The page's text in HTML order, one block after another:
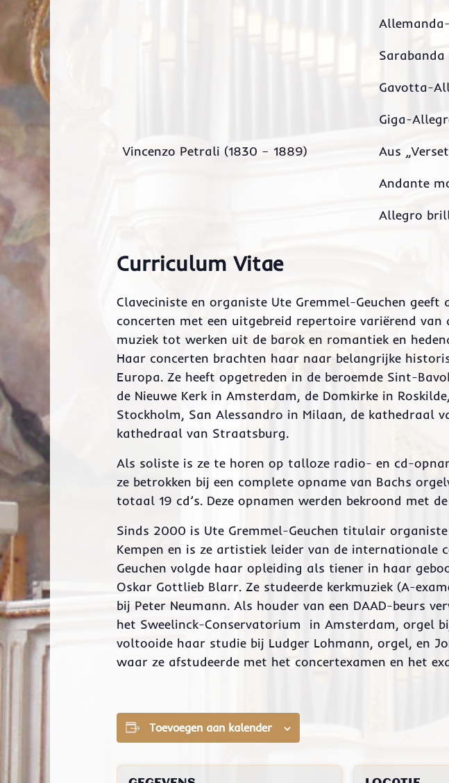
Sarabanda
Gavotta-
Giga-
Vincenzo Petrali (1830 – 1889)
Aus
Andante
Allegro
Curriculum Vitae
Claveciniste en organiste Ute Gremmel-Geuchen geeft
concerten met een uitgebreid repertoire variërend van
muziek tot werken uit de barok en romantiek en
Haar concerten brachten haar naar belangrijke
Europa. Ze heeft opgetreden in de beroemde Sint-
de Nieuwe Kerk in Amsterdam, de Domkirke in
Stockholm, San Alessandro in Milaan, de kathedraal
kathedraal van Straatsburg.
Als soliste is ze te horen op talloze radio- en cd-
ze betrokken bij een complete opname van Bachs
totaal 19 cd’s. Deze opnamen werden bekroond met
Sinds 2000 is Ute Gremmel-Geuchen titulair
Kempen en is ze artistiek leider van de internationale
Geuchen volgde haar opleiding als tiener in haar
Oskar Gottlieb Blarr. Ze studeerde kerkmuziek (A-
bij Peter Neumann. Als houder van een DAAD-beurs
het Sweelinck-Conservatorium in Amsterdam, orgel
voltooide haar studie bij Ludger Lohmann, orgel, en
waar ze afstudeerde met het concertexamen en het
Toevoegen aan kalender